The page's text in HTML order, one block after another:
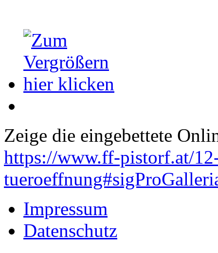
Zeige die eingebettete
https://www.ff-pistorf.at/
Impressum
Datenschutz